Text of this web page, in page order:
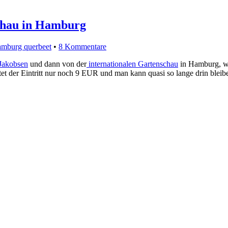
in Hamburg
querbeet • 8 Kommentare
und dann von derinternationalen Gartenschau in Hamburg,
der Eintritt nur noch 9 EUR und man kann quasi so lange drin